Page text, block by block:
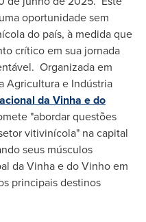
oportunidade sem
do país, à medida que
crítico em sua jornada
Organizada em
Agricultura e Indústria
da Vinha e do
"abordar questões
vitivinícola" na capital
seus músculos
da Vinha e do Vinho em
principais destinos